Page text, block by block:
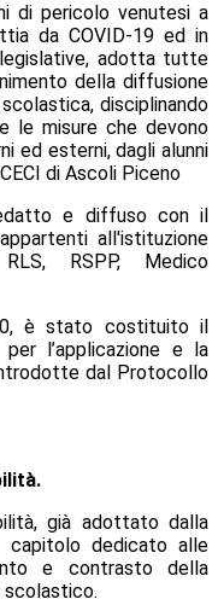
di pericolo venutesi a
da COVID-19 ed in
adotta tutte
della diffusione
disciplinando
le misure che devono
ed esterni, dagli alunni
di Ascoli Piceno
e diffuso con il
all'istituzione
RSPP, Medico
è stato costituito il
l’applicazione e la
dal Protocollo
già adottato dalla
dedicato alle
e contrasto della
scolastico.